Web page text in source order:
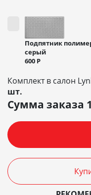
Подпятник
серый
600 Р
Комплект в салон
шт.
Сумма заказа